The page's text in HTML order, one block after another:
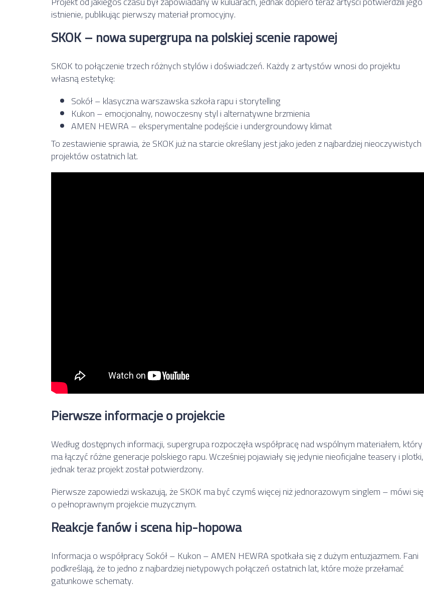
istnienie, publikując pierwszy materiał promocyjny.
SKOK – nowa supergrupa na polskiej scenie rapowej
SKOK to połączenie trzech różnych stylów i doświadczeń. Każdy z artystów wnosi do projektu
własną estetykę:
Sokół – klasyczna warszawska szkoła rapu i storytelling
Kukon – emocjonalny, nowoczesny styl i alternatywne brzmienia
AMEN HEWRA – eksperymentalne podejście i undergroundowy klimat
To zestawienie sprawia, że SKOK już na starcie określany jest jako jeden z najbardziej nieoczywistych
projektów ostatnich lat.
Pierwsze informacje o projekcie
Według dostępnych informacji, supergrupa rozpoczęła współpracę nad wspólnym materiałem, który
ma łączyć różne generacje polskiego rapu. Wcześniej pojawiały się jedynie nieoficjalne teasery i plotki,
jednak teraz projekt został potwierdzony.
Pierwsze zapowiedzi wskazują, że SKOK ma być czymś więcej niż jednorazowym singlem – mówi się
o pełnoprawnym projekcie muzycznym.
Reakcje fanów i scena hip-hopowa
Informacja o współpracy Sokół – Kukon – AMEN HEWRA spotkała się z dużym entuzjazmem. Fani
podkreślają, że to jedno z najbardziej nietypowych połączeń ostatnich lat, które może przełamać
gatunkowe schematy.